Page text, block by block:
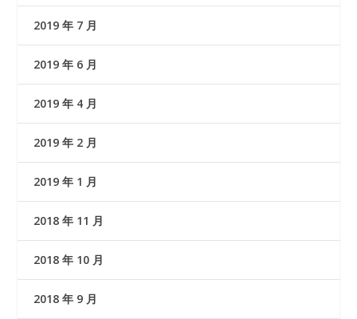
2019 年 7 月
2019 年 6 月
2019 年 4 月
2019 年 2 月
2019 年 1 月
2018 年 11 月
2018 年 10 月
2018 年 9 月